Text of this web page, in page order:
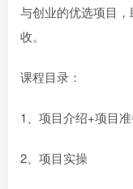
与创业的优选项目
收。
课程目录：
1、项目介绍+项目
2、项目实操